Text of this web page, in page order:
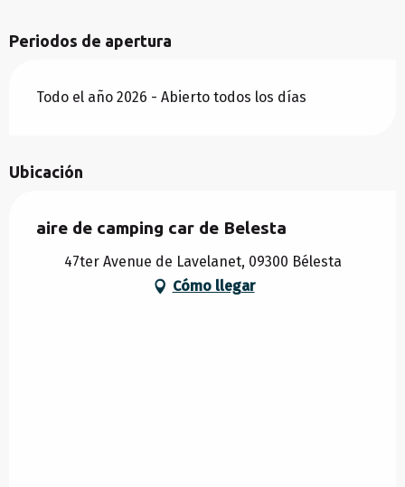
Periodos de apertura
Todo el año 2026 - Abierto todos los días
Ubicación
aire de camping car de Belesta
47ter Avenue de Lavelanet, 09300 Bélesta
Cómo llegar